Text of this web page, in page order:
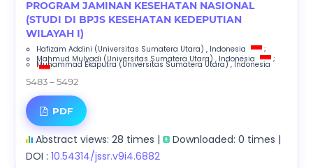
PROGRAM JAMINAN KESEHATAN NASIONAL
(STUDI DI BPJS KESEHATAN KEDEPUTIAN
WILAYAH I)
Hafizam Addini (Universitas Sumatera Utara) , Indonesia
;
Mahmud Mulyadi (Universitas Sumatera Utara) , Indonesia ;
Muhammad Ekaputra(Universitas Sumatera Utara) , Indonesia
5483 – 5492
PDF
Abstract views: 28 times |
Downloaded: 0 times |
DOI : 10.54314/jssr.v9i4.6882